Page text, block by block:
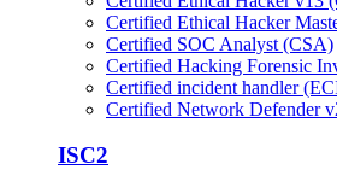
Certified Ethical Hacker
Certified SOC Analyst (CSA)
Certified Hacking Forensic
Certified incident handler
Certified Network Defender
ISC2